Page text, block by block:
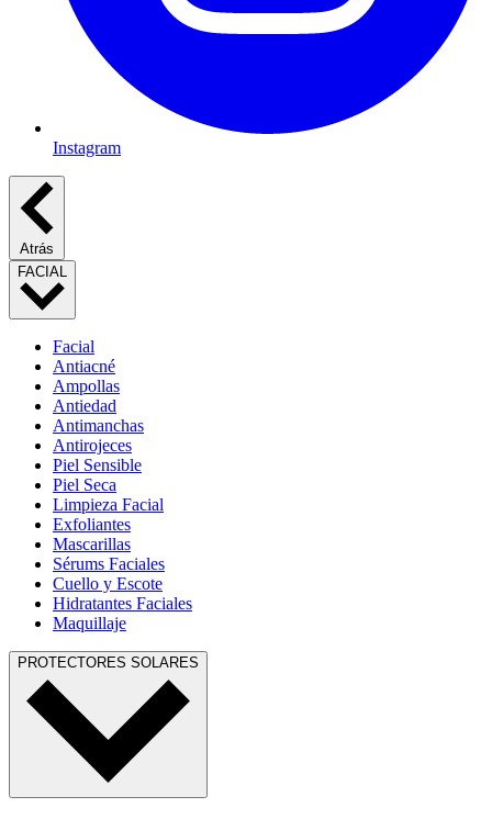
Instagram
Atrás
FACIAL
Facial
Antiacné
Ampollas
Antiedad
Antimanchas
Antirojeces
Piel Sensible
Piel Seca
Limpieza Facial
Exfoliantes
Mascarillas
Sérums Faciales
Cuello y Escote
Hidratantes Faciales
Maquillaje
PROTECTORES SOLARES